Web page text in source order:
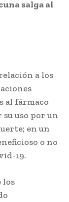
salga al
a los
al fármaco
uso por un
en un
o no
19.
los